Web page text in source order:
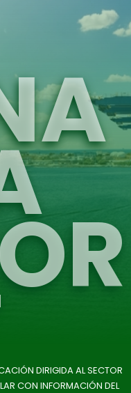
DIRIGIDA AL SECTOR
CON INFORMACIÓN DEL